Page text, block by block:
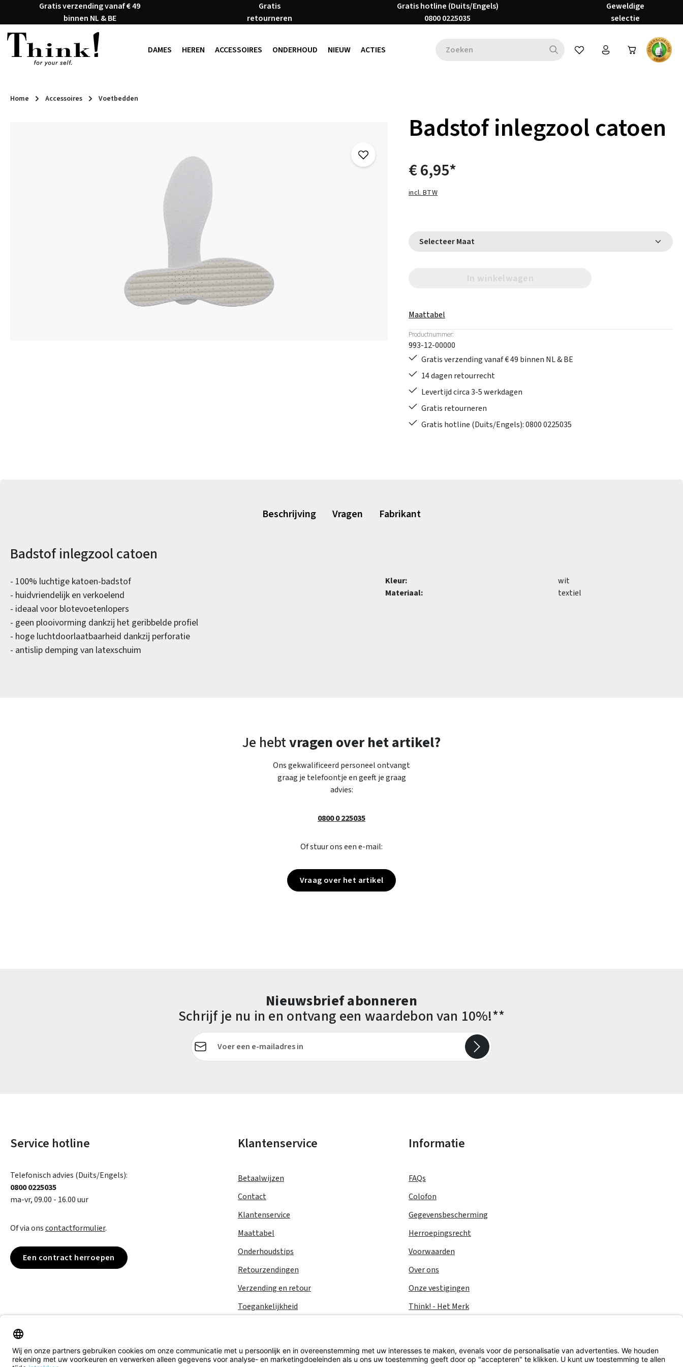
de hoofdinhoud
Ga naar de zoekopdracht
Ga naar de hoofdnavigatie
Gratis verzending vanaf € 49
binnen NL & BE
Gratis
retourneren
Gratis hotline (Duits/Engels)
0800 0225035
Geweldige
selectie
DAMES HEREN ACCESSOIRES ONDERHOUD NIEUW ACTIES Je hebt 0 items op je
Home Accessoires Voetbedden
Badstof inlegzool catoen
€ 6,95*
incl. BTW
Selecteer Maat
In winkelwagen
Maattabel
Productnummer:
993-12-00000
Gratis verzending vanaf € 49 binnen NL & BE
14 dagen retourrecht
Levertijd circa 3-5 werkdagen
Gratis retourneren
Gratis hotline (Duits/Engels): 0800 0225035
Beschrijving Vragen Fabrikant
Productinformatie
Badstof inlegzool catoen
- 100% luchtige katoen-badstof
- huidvriendelijk en verkoelend
- ideaal voor blotevoetenlopers
- geen plooivorming dankzij het geribbelde profiel
- hoge luchtdoorlaatbaarheid dankzij perforatie
- antislip demping van latexschuim
Kleur:
wit
Materiaal:
textiel
Je hebtvragen over het artikel?
Ons gekwalificeerd personeel ontvangt
graag je telefoontje en geeft je graag
advies:
0800 0 225035
Of stuur ons een e-mail:
Vraag over het artikel
Nieuwsbrief abonneren
Schrijf je nu in en ontvang een waardebon van 10%!**
E-mailadres*
Service hotline
Telefonisch advies (Duits/Engels):
0800 0225035
ma-vr, 09.00 - 16.00 uur
Of via onscontactformulier.
Een contract herroepen
Klantenservice
Betaalwijzen
Contact
Klantenservice
Maattabel
Onderhoudstips
Retourzendingen
Verzending en retour
Toegankelijkheid
Informatie
FAQs
Colofon
Gegevensbescherming
Herroepingsrecht
Voorwaarden
Over ons
Onze vestigingen
Think! - Het Merk